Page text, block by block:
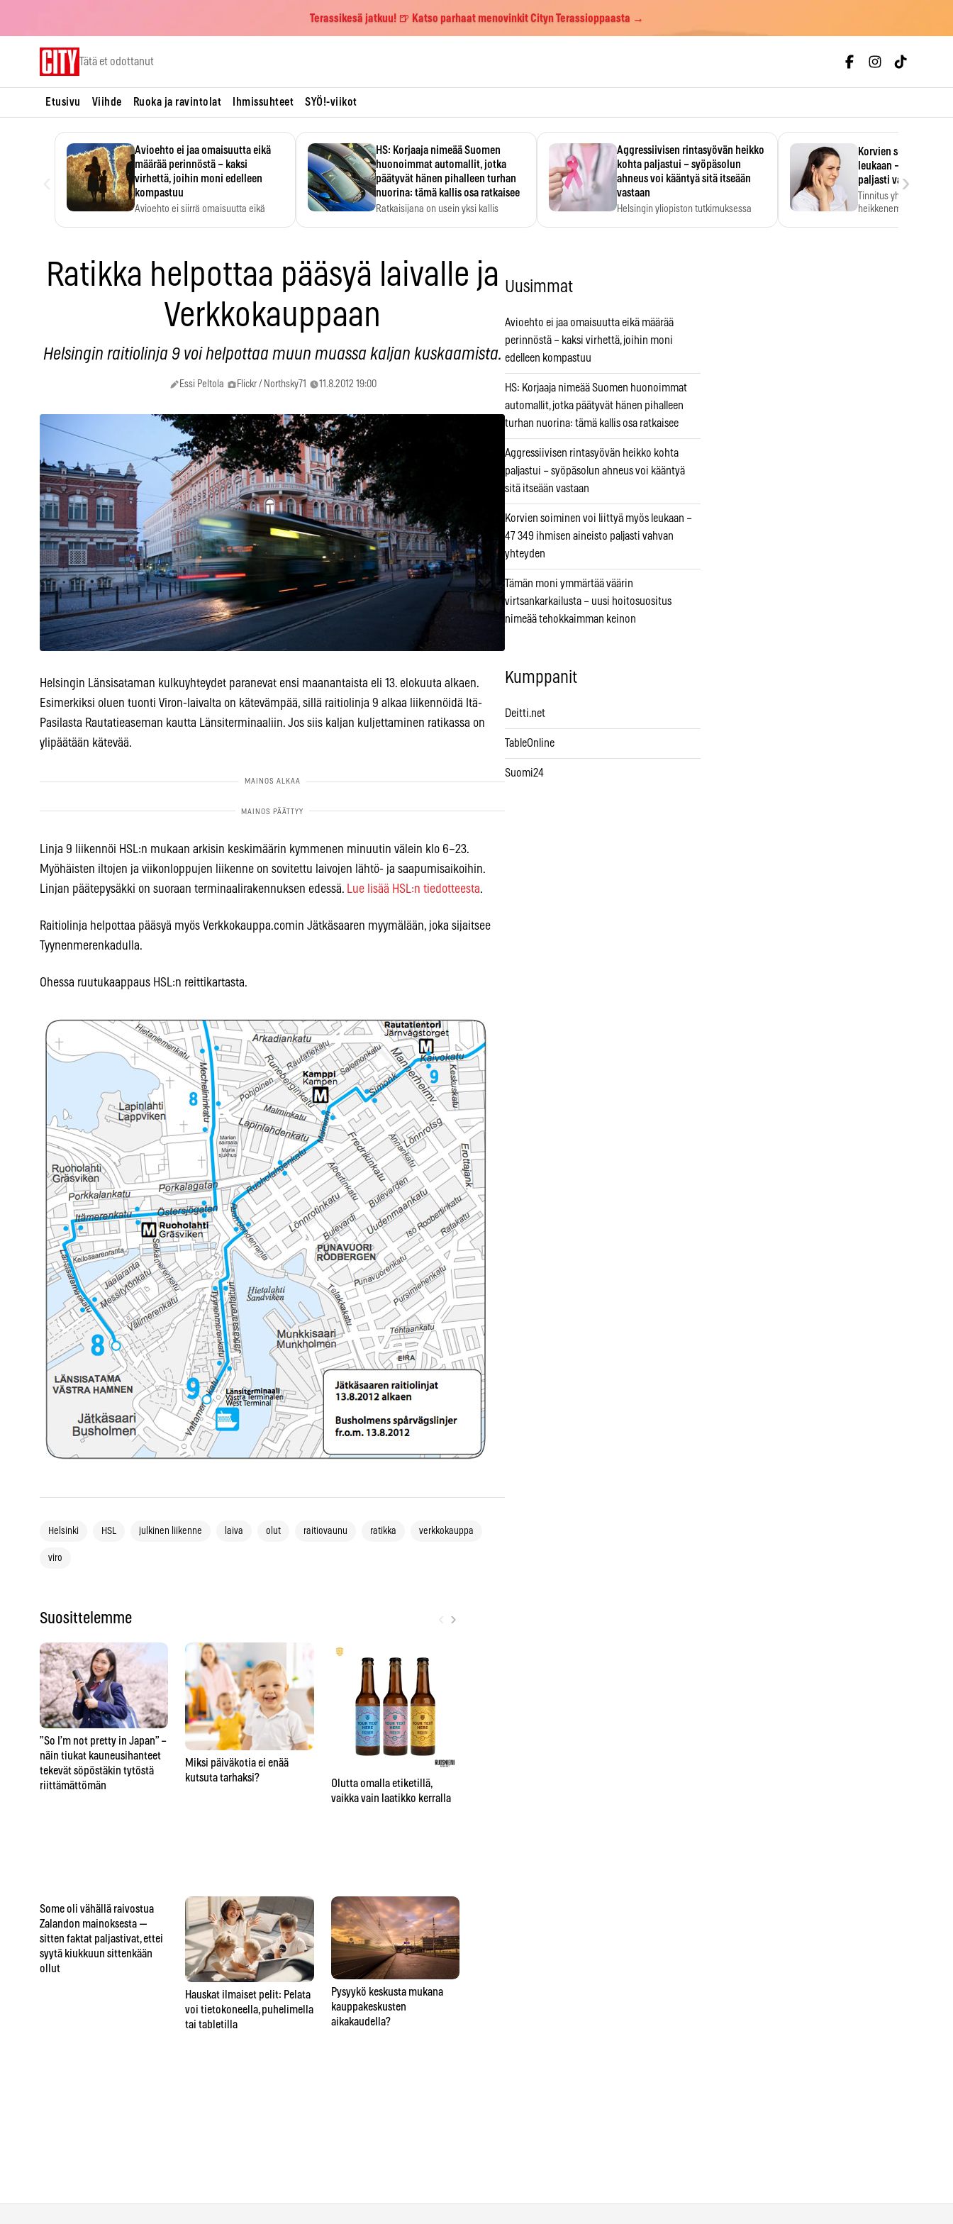
Terassikesä jatkuu! 🍺 Katso parhaat menovinkit Cityn Terassioppaasta →
Tätä et odottanut
Etusivu Viihde Ruoka ja ravintolat Ihmissuhteet SYÖ!-viikot
Avioehto ei jaa omaisuutta eikä
määrää perinnöstä – kaksi
virhettä, joihin moni edelleen
kompastuu
Avioehto ei siirrä omaisuutta eikä
HS: Korjaaja nimeää Suomen
huonoimmat automallit, jotka
päätyvät hänen pihalleen turhan
nuorina: tämä kallis osa ratkaisee
Ratkaisijana on usein yksi kallis
Aggressiivisen rintasyövän heikko
kohta paljastui – syöpäsolun
ahneus voi kääntyä sitä itseään
vastaan
Helsingin yliopiston tutkimuksessa
Korvien soiminen
leukaan – 47 349
paljasti vahvan
Tinnitus yhdistetään
heikkenemiseen.
›
Ratikka helpottaa pääsyä laivalle ja
Verkkokauppaan
Helsingin raitiolinja 9 voi helpottaa muun muassa kaljan kuskaamista.
Essi Peltola Flickr / Northsky71 11.8.2012 19:00
Helsingin Länsisataman kulkuyhteydet paranevat ensi maanantaista eli 13. elokuuta alkaen.
Esimerkiksi oluen tuonti Viron-laivalta on kätevämpää, sillä raitiolinja 9 alkaa liikennöidä Itä-
Pasilasta Rautatieaseman kautta Länsiterminaaliin. Jos siis kaljan kuljettaminen ratikassa on
ylipäätään kätevää.
Linja 9 liikennöi HSL:n mukaan arkisin keskimäärin kymmenen minuutin välein klo 6–23.
Myöhäisten iltojen ja viikonloppujen liikenne on sovitettu laivojen lähtö- ja saapumisaikoihin.
Linjan päätepysäkki on suoraan terminaalirakennuksen edessä. Lue lisää HSL:n tiedotteesta.
Raitiolinja helpottaa pääsyä myös Verkkokauppa.comin Jätkäsaaren myymälään, joka sijaitsee
Tyynenmerenkadulla.
Ohessa ruutukaappaus HSL:n reittikartasta.
Helsinki HSL julkinen liikenne laiva olut raitiovaunu ratikka verkkokauppa
viro
Suosittelemme ›
”So I’m not pretty in Japan” –
näin tiukat kauneusihanteet
tekevät söpöstäkin tytöstä
riittämättömän
Some oli vähällä raivostua
Zalandon mainoksesta —
sitten faktat paljastivat, ettei
syytä kiukkuun sittenkään
ollut
Miksi päiväkotia ei enää
kutsuta tarhaksi?
Hauskat ilmaiset pelit: Pelata
voi tietokoneella, puhelimella
tai tabletilla
Olutta omalla etiketillä,
vaikka vain laatikko kerralla
Pysyykö keskusta mukana
kauppakeskusten
aikakaudella?
Uusimmat
Avioehto ei jaa omaisuutta eikä määrää
perinnöstä – kaksi virhettä, joihin moni
edelleen kompastuu
HS: Korjaaja nimeää Suomen huonoimmat
automallit, jotka päätyvät hänen pihalleen
turhan nuorina: tämä kallis osa ratkaisee
Aggressiivisen rintasyövän heikko kohta
paljastui – syöpäsolun ahneus voi kääntyä
sitä itseään vastaan
Korvien soiminen voi liittyä myös leukaan –
47 349 ihmisen aineisto paljasti vahvan
yhteyden
Tämän moni ymmärtää väärin
virtsankarkailusta – uusi hoitosuositus
nimeää tehokkaimman keinon
Kumppanit
Deitti.net
TableOnline
Suomi24